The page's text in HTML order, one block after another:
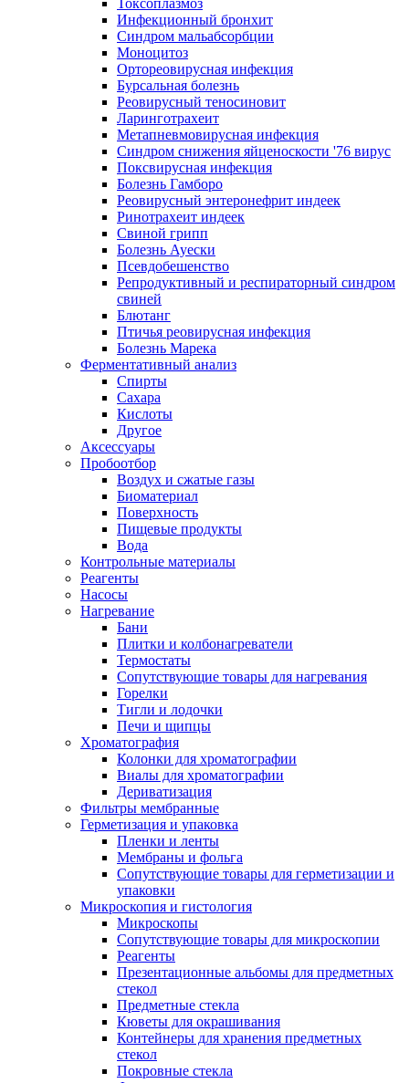
Токсоплазмоз
Инфекционный бронхит
Синдром мальабсорбции
Моноцитоз
Ортореовирусная инфекция
Бурсальная болезнь
Реовирусный теносиновит
Ларинготрахеит
Метапневмовирусная инфекция
Синдром снижения яйценоскости '76 вирус
Поксвирусная инфекция
Болезнь Гамборо
Реовирусный энтеронефрит индеек
Ринотрахеит индеек
Свиной грипп
Болезнь Ауески
Псевдобешенство
Репродуктивный и респираторный синдром
свиней
Блютанг
Птичья реовирусная инфекция
Болезнь Марека
Ферментативный анализ
Спирты
Сахара
Кислоты
Другое
Аксессуары
Пробоотбор
Воздух и сжатые газы
Биоматериал
Поверхность
Пищевые продукты
Вода
Контрольные материалы
Реагенты
Насосы
Нагревание
Бани
Плитки и колбонагреватели
Термостаты
Сопутствующие товары для нагревания
Горелки
Тигли и лодочки
Печи и щипцы
Хроматография
Колонки для хроматографии
Виалы для хроматографии
Дериватизация
Фильтры мембранные
Герметизация и упаковка
Пленки и ленты
Мембраны и фольга
Сопутствующие товары для герметизации и
упаковки
Микроскопия и гистология
Микроскопы
Сопутствующие товары для микроскопии
Реагенты
Презентационные альбомы для предметных
стекол
Предметные стекла
Кюветы для окрашивания
Контейнеры для хранения предметных
стекол
Покровные стекла